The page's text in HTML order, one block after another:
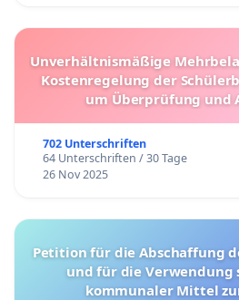
Unverhältnismäßige
Kostenregelung der
um Überprüfung und
702 Unterschriften
64 Unterschriften / 30 Tage
26 Nov 2025
Petition für die Abschaffung der Tötungsstationen
und für die Verwendung
kommunaler Mittel